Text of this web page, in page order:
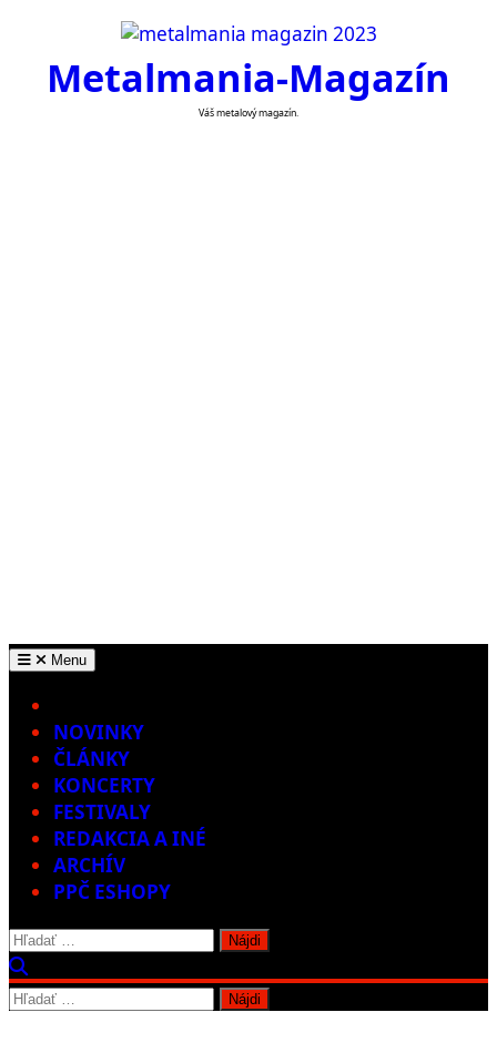
contentMetalmania-Magazín
Váš metalový magazín.
Menu
NOVINKY
ČLÁNKY
KONCERTY
FESTIVALY
REDAKCIA A INÉ
ARCHÍV
PPČ ESHOPY
Hľadať:
Hľadať: